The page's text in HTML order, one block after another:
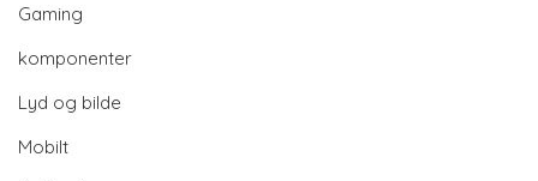
Gaming
komponenter
Lyd og bilde
Mobilt